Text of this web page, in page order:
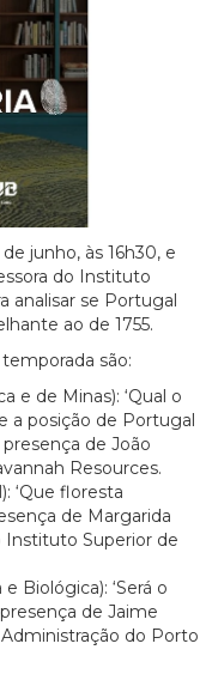
junho, às 16h30, e
do Instituto
analisar se Portugal
ao de 1755.
são:
e de Minas): ‘Qual o
a posição de Portugal
de João
Resources.
‘Que floresta
de Margarida
Instituto Superior de
Biológica): ‘Será o
de Jaime
do Porto